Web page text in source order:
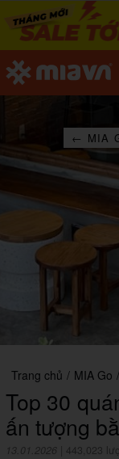
← MIA
Trang chủ / MIA Go /
Top 30
ấn tượng
13.01.2026 443,023